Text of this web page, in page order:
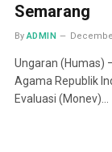
Semarang
By ADMIN
Ungaran (Humas)
Agama Republik
Evaluasi (Monev)…